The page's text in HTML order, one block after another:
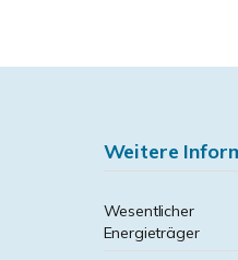
Weitere
Wesentlicher
Energieträger